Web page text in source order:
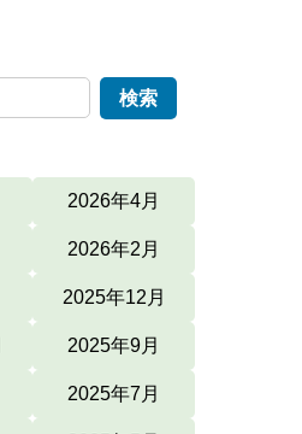
2026年4月
2026年2月
2025年12月
2025年9月
2025年7月